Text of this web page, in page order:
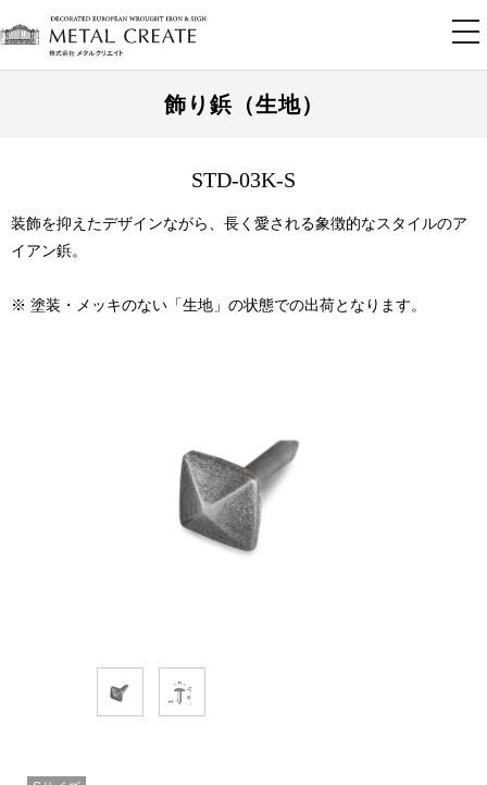
飾り鋲（生地）
STD-03K-S
装飾を抑えたデザインながら、長く愛される象徴的なスタイルのア
イアン鋲。
※ 塗装・メッキのない「生地」の状態での出荷となります。